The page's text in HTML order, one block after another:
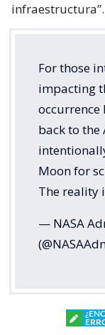
infraestructura”.
For those
impacting
occurrence
back to the
Moon for
The reality
— NASA